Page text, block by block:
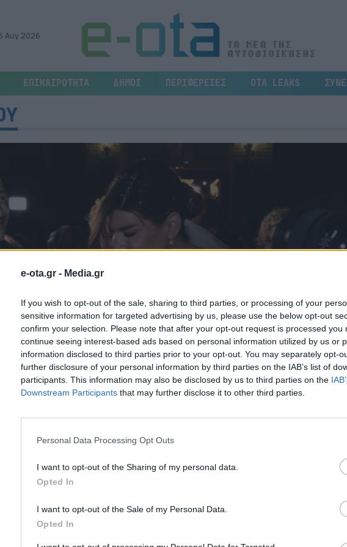
e-ota.gr - Media.gr
If you wish to opt-out of the sale, sharing to third parties, or processing of your
sensitive information for targeted advertising by us, please use the below opt-out
confirm your selection. Please note that after your opt-out request is processed you
continue seeing interest-based ads based on personal information utilized by us or
information disclosed to third parties prior to your opt-out. You may separately opt-
further disclosure of your personal information by third parties on the IAB’s list of
participants. This information may also be disclosed by us to third parties on the
Downstream Participants that may further disclose it to other third parties.
Personal Data Processing Opt Outs
I want to opt-out of the Sharing of my personal data.
Opted In
I want to opt-out of the Sale of my Personal Data.
Opted In
Αυγ 2026
ΕΠΙΚΑΙΡΟΤΗΤΑ ΔΗΜΟΙ ΠΕΡΙΦΕΡΕΙΕΣ OTA LEAKS
Περιπέτεια
του Χάρη
της ο